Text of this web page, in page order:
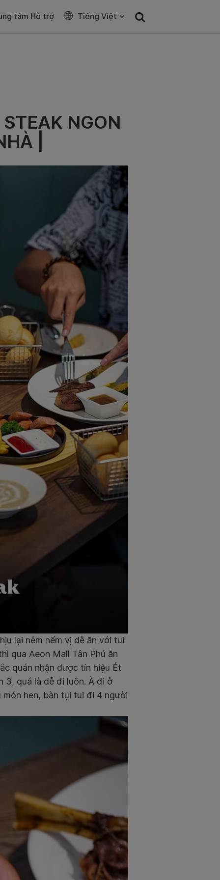
tâm Hỗ trợ Tiếng Việt
NGON
|
lại nêm nếm vị dễ ăn với tui
qua Aeon Mall Tân Phú ăn
quán nhận được tín hiệu Ét
3, quá là dễ đi luôn. À đi ở
hen, bàn tụi tui đi 4 người